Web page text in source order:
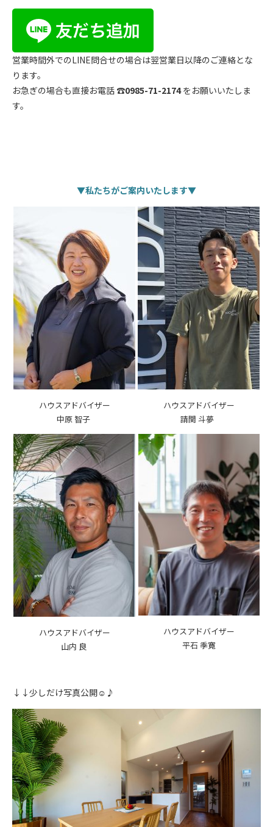
営業時間外でのLINE問合せの場合は翌営業日以降のご連絡とな
ります。
お急ぎの場合も直接お電話 ☎0985-71-2174をお願いいたしま
す。
▼私たちがご案内いたします▼
ハウスアドバイザー
中原 智子
ハウスアドバイザー
山内 良
ハウスアドバイザー
請関 斗夢
ハウスアドバイザー
平石 季寛
↓↓少しだけ写真公開☺♪